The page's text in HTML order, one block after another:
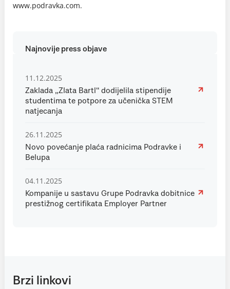
www.podravka.com.
Najnovije press objave
11.12.2025
Zaklada „Zlata Bartl“ dodijelila stipendije
studentima te potpore za učenička STEM
natjecanja
26.11.2025
Novo povećanje plaća radnicima Podravke i
Belupa
04.11.2025
Kompanije u sastavu Grupe Podravka dobitnice
prestižnog certifikata Employer Partner
Brzi linkovi